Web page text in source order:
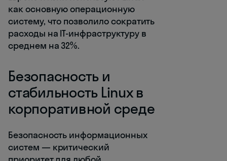
как основную операционную
систему, что позволило сократить
расходы на IT-инфраструктуру в
среднем на 32%.
Безопасность и
стабильность Linux в
корпоративной среде
Безопасность информационных
систем — критический